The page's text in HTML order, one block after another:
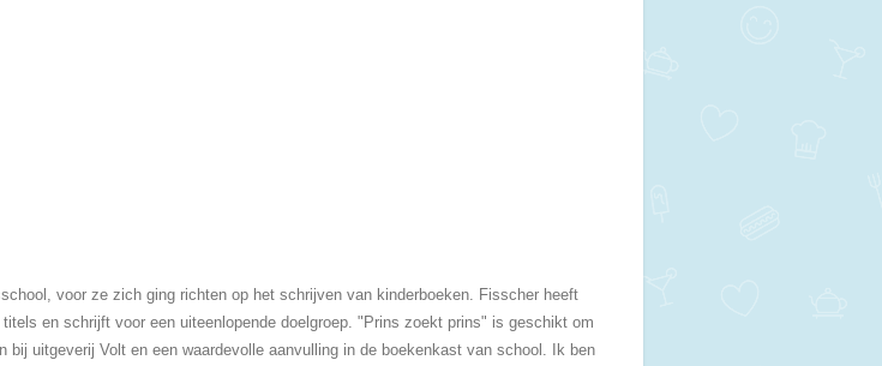
voor ze zich ging richten op het schrijven van kinderboeken. Fisscher heeft
en schrijft voor een uiteenlopende doelgroep. "Prins zoekt prins" is geschikt om
uitgeverij Volt en een waardevolle aanvulling in de boekenkast van school. Ik ben